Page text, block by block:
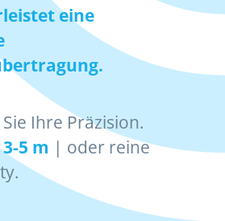
eine
Ihre Präzision.
3-5 m | oder reine